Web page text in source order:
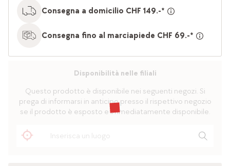
Consegna a domicilio CHF 149.-*
Consegna fino al marciapiede CHF 69.-*
Disponibilità nelle filiali
Questo prodotto è disponibile nei seguenti negozi. Si
prega di informarsi in anticipo presso il rispettivo negozio
se il prodotto è esposto e immediatamente disponibile.